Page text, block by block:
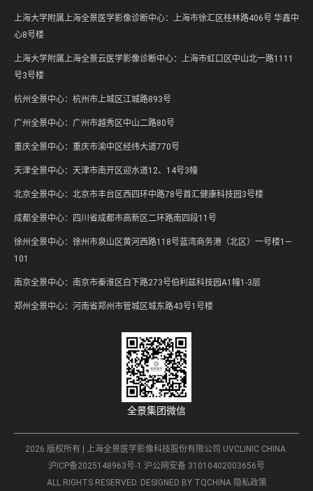
上海大学附属上海全景医学影像诊断中心：上海市徐汇区桂林路406号 华鑫中
心8号楼
上海大学附属上海全景云医学影像诊断中心：上海市虹口区中山北一路1111
号3号楼
杭州全景中心：杭州市上城区江城路893号
广州全景中心：广州市越秀区中山二路80号
重庆全景中心：重庆市渝中区经纬大道770号
天津全景中心：天津市南开区迎水道12、14号3幢
北京全景中心：北京市丰台区西四环中路78号首汇健康科技园3号楼
成都全景中心：四川省成都市高新区二环路南四段11号
徐州全景中心：徐州市泉山区黄河西路118号蓝湾商务港（北区）一号楼1—
101
南京全景中心：南京市秦淮区白下路273号伯利兹科技园A1幢1-3层
郑州全景中心：河南省郑州市管城区城东路43号1号楼
全景集团微信
2026 版权所有 | 上海全景医学影像科技股份有限公司 UVCLINIC CHINA.
沪ICP备2025148963号-1 沪公网安备 31010402003656号
ALL RIGHTS RESERVED. DESIGNED BY TQCHINA 隐私政策